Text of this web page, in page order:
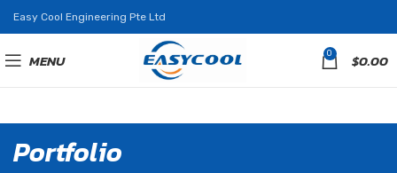
Easy Cool Engineering Pte Ltd
MENU 0 $0.00
Portfolio